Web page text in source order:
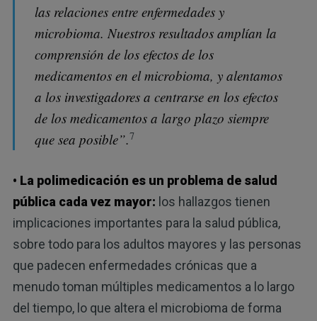
las relaciones entre enfermedades y
microbioma. Nuestros resultados amplían la
comprensión de los efectos de los
medicamentos en el microbioma, y alentamos
a los investigadores a centrarse en los efectos
de los medicamentos a largo plazo siempre
que sea posible”.7
• La polimedicación es un problema de salud
pública cada vez mayor: los hallazgos tienen
implicaciones importantes para la salud pública,
sobre todo para los adultos mayores y las personas
que padecen enfermedades crónicas que a
menudo toman múltiples medicamentos a lo largo
del tiempo, lo que altera el microbioma de forma